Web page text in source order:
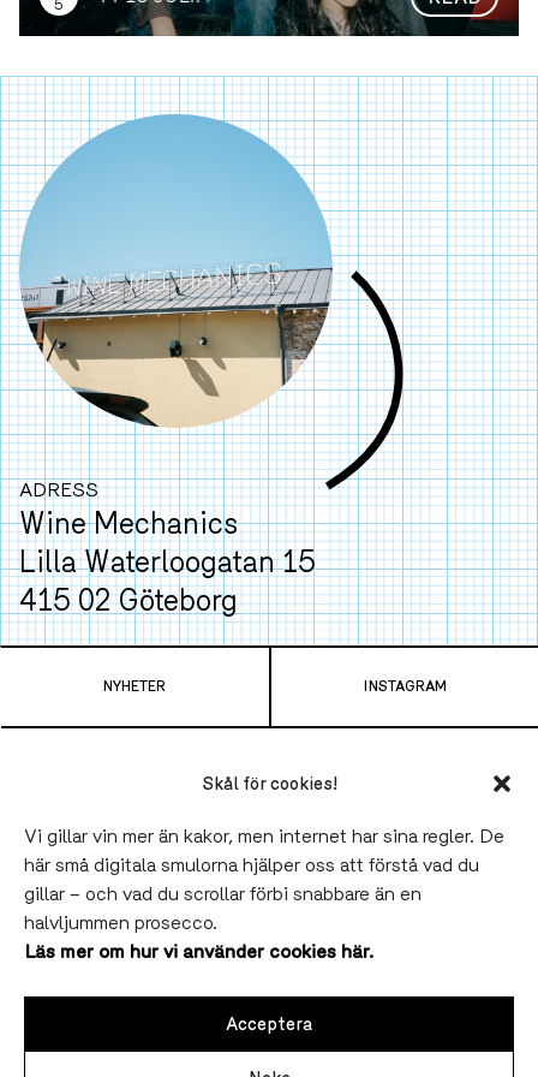
Skål för cookies!
Vi gillar vin mer än kakor, men internet har sina regler. De
här små digitala smulorna hjälper oss att förstå vad du
gillar – och vad du scrollar förbi snabbare än en
halvljummen prosecco.
Läs mer om hur vi använder cookies här.
Acceptera
NYHETER INSTAGRAM
VÅRA VINER SLAKTHUSET BLOCK PARTY
BLI FATÄGARE SLAKTHUSET
VINPROVNING & EVENTS VÅR STORY
5
ADRESS
Wine Mechanics
Lilla Waterloogatan 15
415 02 Göteborg
hoppa av vid Gamlestads Torg. Tar bara 6 minuter.
LUNCH
Sommaruppehåll till 19 augusti.
SOCIAL
INSTA,FB
MIDDAG
Lördagar från 13.00.